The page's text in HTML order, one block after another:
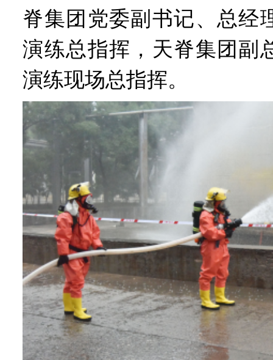
脊集团党委副书记、总经
演练总指挥，天脊集团副
演练现场总指挥。